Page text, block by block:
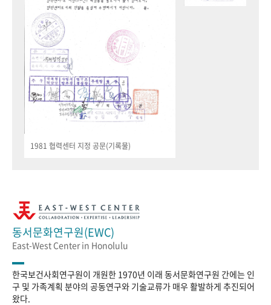
1981 협력센터 지정 공문(기록물)
동서문화연구원(EWC)
East-West Center in Honolulu
한국보건사회연구원이 개원한 1970년 이래 동서문화연구원 간에는 인
구 및 가족계획 분야의 공동연구와 기술교류가 매우 활발하게 추진되어
왔다.